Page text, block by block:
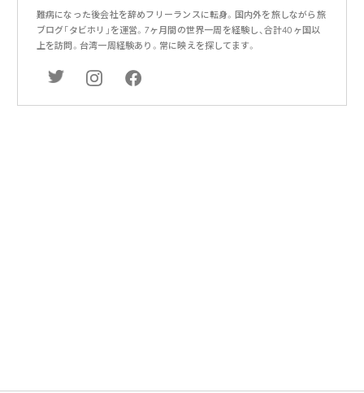
難病になった後会社を辞めフリーランスに転身。国内外を旅しながら旅
ブログ「タビホリ」を運営。7ヶ月間の世界一周を経験し、合計40ヶ国以
上を訪問。台湾一周経験あり。常に映えを探してます。